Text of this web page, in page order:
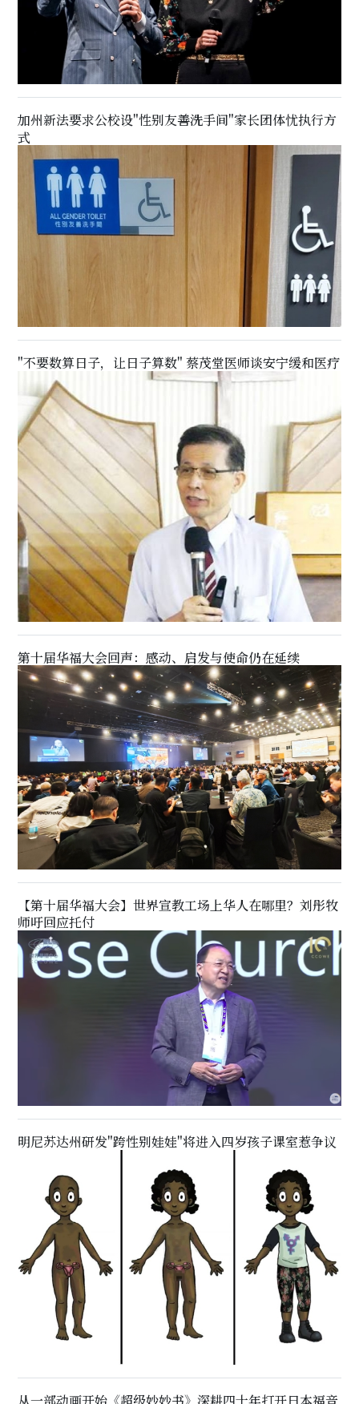
加州新法要求公校设"性别友善洗手间"家长团体忧执行方
式
"不要数算日子，让日子算数" 蔡茂堂医师谈安宁缓和医疗
第十届华福大会回声：感动、启发与使命仍在延续
【第十届华福大会】世界宣教工场上华人在哪里？刘彤牧
师吁回应托付
明尼苏达州研发"跨性别娃娃"将进入四岁孩子课室惹争议